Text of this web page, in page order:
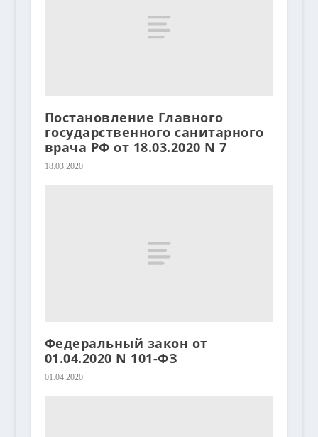
Постановление Главного
государственного санитарного
врача РФ от 18.03.2020 N 7
18.03.2020
Федеральный закон от
01.04.2020 N 101-ФЗ
01.04.2020